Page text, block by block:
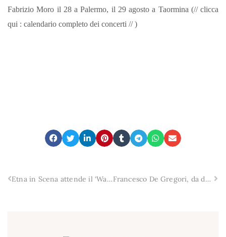
Fabrizio Moro il 28 a Palermo, il 29 agosto a Taormina (// clicca
qui : calendario completo dei concerti // )
Etna in Scena attende il ‘Warm Up Tour’ di Piero Pelù Francesco De Gregori, da domani sotto i riflettori siciliani di Zafferana Etnea e Noto